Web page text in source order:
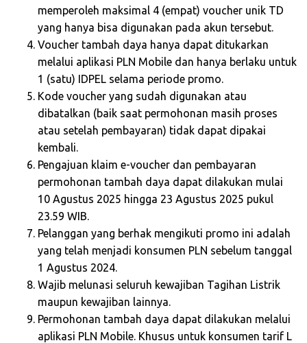
memperoleh maksimal 4 (empat) voucher unik TD
yang hanya bisa digunakan pada akun tersebut.
Voucher tambah daya hanya dapat ditukarkan
melalui aplikasi PLN Mobile dan hanya berlaku untuk
1 (satu) IDPEL selama periode promo.
Kode voucher yang sudah digunakan atau
dibatalkan (baik saat permohonan masih proses
atau setelah pembayaran) tidak dapat dipakai
kembali.
Pengajuan klaim e-voucher dan pembayaran
permohonan tambah daya dapat dilakukan mulai
10 Agustus 2025 hingga 23 Agustus 2025 pukul
23.59 WIB.
Pelanggan yang berhak mengikuti promo ini adalah
yang telah menjadi konsumen PLN sebelum tanggal
1 Agustus 2024.
Wajib melunasi seluruh kewajiban Tagihan Listrik
maupun kewajiban lainnya.
Permohonan tambah daya dapat dilakukan melalui
aplikasi PLN Mobile. Khusus untuk konsumen tarif L